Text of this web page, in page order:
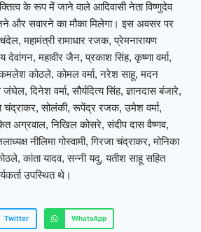
के रूप में जाने वाले आदिवासी नेता विष्णुदेव
और सवारने का मौका मिलेगा। इस अवसर पर
महामंत्री रामाधार रजक, प्रेमनारायण
देवांगन, महावीर जैन, प्रकाश सिंह, कृष्णा वर्मा,
कोठले, कोमल वर्मा, नरेश साहू, मदन
दिनेश वर्मा, सौर्यदित्य सिंह, ज्ञानदास बंजारे,
चंद्राकर, सोलंकी, रूपेंद्र रजक, उमेश वर्मा,
अग्रवाल, निखिल कोसरे, संदीप दास वैष्णव,
नीलिमा गोस्वामी, गिरजा चंद्राकर, मोनिका
कांता यादव, सन्नी यदु, यतीश साहू सहित
उपस्थित थे।
Twitter WhatsApp